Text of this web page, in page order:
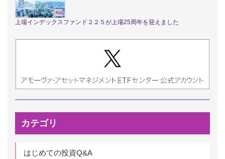
上場インデックスファンド２２５が上場25周年を迎えました
カテゴリ
はじめての投資Q&A